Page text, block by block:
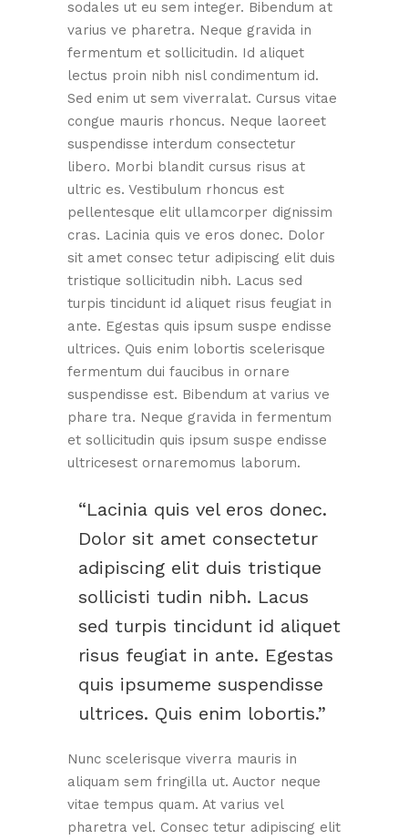
sodales ut eu sem integer. Bibendum at
varius ve pharetra. Neque gravida in
fermentum et sollicitudin. Id aliquet
lectus proin nibh nisl condimentum id.
Sed enim ut sem viverralat. Cursus vitae
congue mauris rhoncus. Neque laoreet
suspendisse interdum consectetur
libero. Morbi blandit cursus risus at
ultric es. Vestibulum rhoncus est
pellentesque elit ullamcorper dignissim
cras. Lacinia quis ve eros donec. Dolor
sit amet consec tetur adipiscing elit duis
tristique sollicitudin nibh. Lacus sed
turpis tincidunt id aliquet risus feugiat in
ante. Egestas quis ipsum suspe endisse
ultrices. Quis enim lobortis scelerisque
fermentum dui faucibus in ornare
suspendisse est. Bibendum at varius ve
phare tra. Neque gravida in fermentum
et sollicitudin quis ipsum suspe endisse
ultricesest ornaremomus laborum.
Lacinia quis vel eros donec.
Dolor sit amet consectetur
adipiscing elit duis tristique
sollicisti tudin nibh. Lacus
sed turpis tincidunt id aliquet
risus feugiat in ante. Egestas
quis ipsumeme suspendisse
ultrices. Quis enim lobortis.
Nunc scelerisque viverra mauris in
aliquam sem fringilla ut. Auctor neque
vitae tempus quam. At varius vel
pharetra vel. Consec tetur adipiscing elit